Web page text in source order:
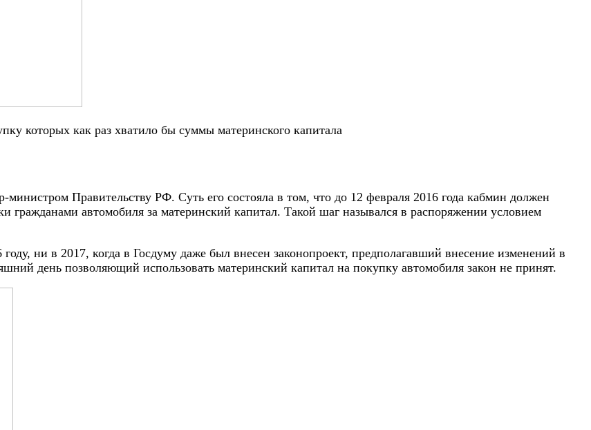
которых как раз хватило бы суммы материнского капитала
Правительству РФ. Суть его состояла в том, что до 12 февраля 2016 года кабмин должен
гражданами автомобиля за материнский капитал. Такой шаг назывался в распоряжении условием
ни в 2017, когда в Госдуму даже был внесен законопроект, предполагавший внесение изменений в
день позволяющий использовать материнский капитал на покупку автомобиля закон не принят.